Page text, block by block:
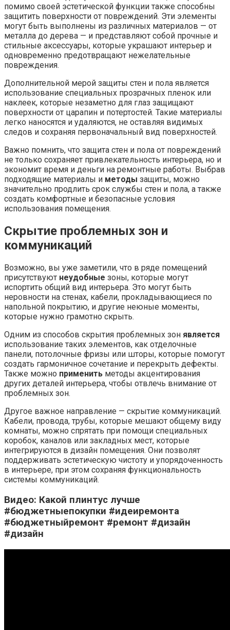
помимо своей эстетической функции также способны
защитить поверхности от повреждений. Эти элементы
могут быть выполнены из различных материалов — от
металла до дерева — и представляют собой прочные и
стильные аксессуары, которые украшают интерьер и
одновременно предотвращают нежелательные
повреждения.
Дополнительной мерой защиты стен и пола является
использование специальных прозрачных пленок или
наклеек, которые незаметно для глаз защищают
поверхности от царапин и потертостей. Такие материалы
легко наносятся и удаляются, не оставляя видимых
следов и сохраняя первоначальный вид поверхностей.
Важно помнить, что защита стен и пола от повреждений
не только сохраняет привлекательность интерьера, но и
экономит время и деньги на ремонтные работы. Выбрав
подходящие материалы и методы защиты, можно
значительно продлить срок службы стен и пола, а также
создать комфортные и безопасные условия
использования помещения.
Скрытие проблемных зон и
коммуникаций
Возможно, вы уже заметили, что в ряде помещений
присутствуют неудобные зоны, которые могут
испортить общий вид интерьера. Это могут быть
неровности на стенах, кабели, прокладывающиеся по
напольной покрытию, и другие неюные моменты,
которые нужно грамотно скрыть.
Одним из способов скрытия проблемных зон является
использование таких элементов, как отделочные
панели, потолочные фризы или шторы, которые помогут
создать гармоничное сочетание и перекрыть дефекты.
Также можно применить методы акцентирования
других деталей интерьера, чтобы отвлечь внимание от
проблемных зон.
Другое важное направление — скрытие коммуникаций.
Кабели, провода, трубы, которые мешают общему виду
комнаты, можно спрятать при помощи специальных
коробок, каналов или закладных мест, которые
интегрируются в дизайн помещения. Они позволят
поддерживать эстетическую чистоту и упорядоченность
в интерьере, при этом сохраняя функциональность
системы коммуникаций.
Видео: Какой плинтус лучше
#бюджетныепокупки #идеиремонта
#бюджетныйремонт #ремонт #дизайн
#дизайн